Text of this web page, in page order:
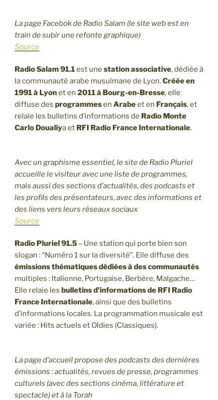
La page Facebok de Radio Salam (le site web est en
train de subir une refonte graphique)
Source
Radio Salam 91.1est une station associative, dédiée à
la communauté arabe musulmane de Lyon.Créée en
1991 à Lyonet en 2011 à Bourg-en-Bresse, elle
diffuse des programmesen Arabeet en Français, et
relaie les bulletins d’informations de Radio Monte
Carlo Doualiya et RFI Radio France Internationale.
Avec un graphisme essentiel, le site de Radio Pluriel
accueille le visiteur avec une liste de programmes,
mais aussi des sections d’actualités, des podcasts et
les profils des présentateurs, avec des informations et
des liens vers leurs réseaux sociaux
Source
Radio Pluriel 91.5 – Une station qui porte bien son
slogan : “Numéro 1 sur la diversité”. Elle diffuse des
émissions thématiquesdédiées à des communautés
multiples : Italienne, Portugaise, Berbère, Malgache…
Elle relaie les bulletins d’informations de RFI Radio
France Internationale, ainsi que des bulletins
d’informations locales. La programmation musicale est
variée : Hits actuels et Oldies (Classiques).
La page d’accueil propose des podcasts des dernières
émissions : actualités, revues de presse, programmes
culturels (avec des sections cinéma, littérature et
spectacle) et à la Torah